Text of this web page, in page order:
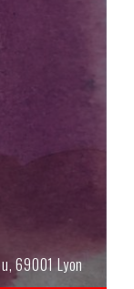
69001 Lyon